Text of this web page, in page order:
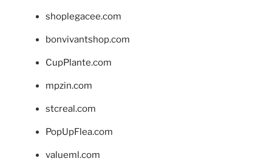
shoplegacee.com
bonvivantshop.com
CupPlante.com
mpzin.com
stcreal.com
PopUpFlea.com
valueml.com